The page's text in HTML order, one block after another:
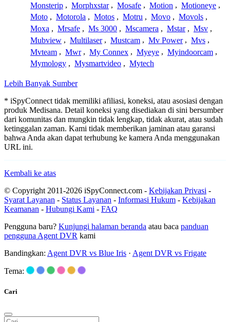
Monsterip , Morphxstar , Mosafe , Motion , Motioneye ,
Moto , Motorola , Motos , Motru , Movo , Movols ,
Moxa , Mrsafe , Ms 3000 , Mscamera , Mstar , Msv ,
Mubview , Multilaser , Mustcam , Mv Power , Mvs ,
Mvteam , Mwr , My Connex , Myeye , Myindoorcam ,
Mymology , Mysmartvideo , Mytech
Lebih Banyak Sumber
* iSpyConnect tidak memiliki afiliasi, koneksi, atau asosiasi dengan
produk Medisana. Detail koneksi yang disediakan di sini bersumber
dari komunitas dan mungkin tidak lengkap, tidak akurat, atau sudah
ketinggalan zaman. Kami tidak memberikan jaminan atau garansi
bahwa Anda akan dapat terhubung ke kamera Anda menggunakan
URL ini.
Kembali ke atas
© Copyright 2011-2026 iSpyConnect.com - Kebijakan Privasi -
Syarat Layanan - Status Layanan - Informasi Hukum - Kebijakan
Keamanan - Hubungi Kami - FAQ
Pengguna baru? Kunjungi halaman beranda atau baca panduan
pengguna Agent DVR kami
Bandingkan: Agent DVR vs Blue Iris · Agent DVR vs Frigate
Tema:
Cari